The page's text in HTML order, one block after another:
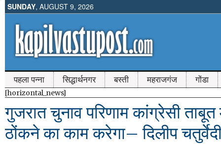
SUNDAY, AUGUST 9, 2026
पहला पन्ना सिद्धार्थनगर बस्ती महराजगंज गोंडा
[horizontal_news]
गुजरात चुनाव परिणाम कांग्रेसी
ठोंकने का काम करेगा– दिलीप